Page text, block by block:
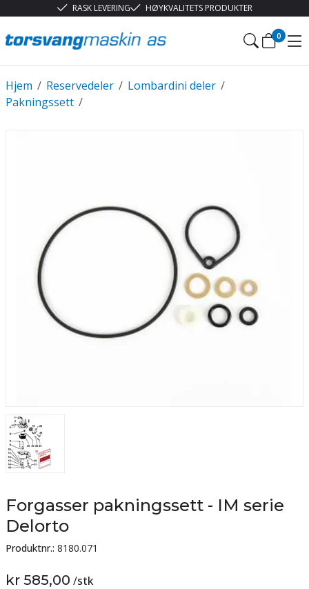
RASK LEVERING HØYKVALITETS PRODUKTER
0
/
Hjem /
Reservedeler /
Lombardini deler
/
Pakningssett
Forgasser pakningssett - IM serie
Delorto
Produktnr.: 8180.071
kr 585,00 /stk